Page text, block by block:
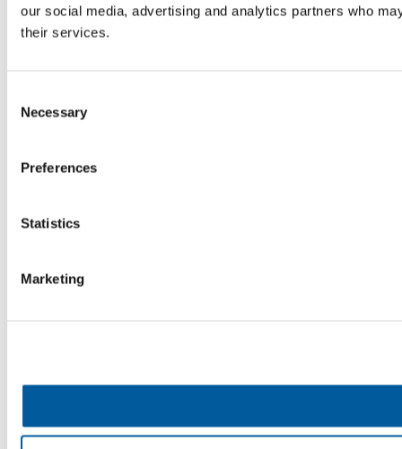
our social media, advertising and analytics partners who
their services.
Selection
Necessary
Preferences
Statistics
Marketing